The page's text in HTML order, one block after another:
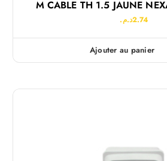
M CABLE TH 1.5 JAUNE
2.74د.م.
Ajouter au panier